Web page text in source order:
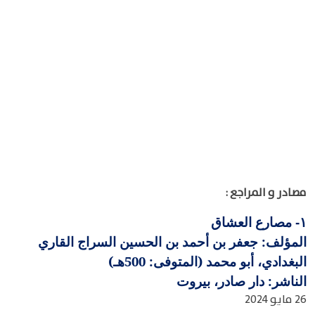
مصادر و المراجع :
١-
مصارع العشاق
المؤلف: جعفر بن أحمد بن الحسين السراج القاري
البغدادي، أبو محمد (المتوفى: 500هـ)
الناشر: دار صادر، بيروت
26 مايو 2024